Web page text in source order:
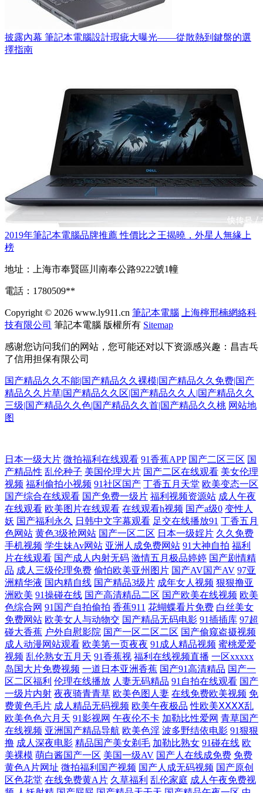
披露內幕 筆記本電腦設計瑕疵大曝光——從散熱到鍵盤的選
擇指南
2019年筆記本電腦品牌推薦 性價比之王揭曉，外星人無緣上
榜
地址：上海市奉賢區川南奉公路9222號1幢
電話：1780509**
Copyright © 2026 www.ly911.cn 筆記本電腦
上海檸邢楠網絡科
技有限公司 筆記本電腦 版權所有 Sitemap
感谢您访问我们的网站，您可能还对以下资源感兴趣：昌吉乓
了信用担保有限公司
国产精品久久不能|国产精品久久裸模|国产精品久久免费|国产
精品久久片草|国产精品久久区|国产精品久久人|国产精品久久
三级|国产精品久久色|国产精品久久首|国产精品久久桃 网站地
图
人人摸人人乐 AV大逼网站 天堂社区大香蕉 91蜜臀人妻 超碰婷婷色 激情
五月天影院 日本天堂中文字幕 综合色图区 东京传媒一级片 免费看黄色片
子 五月丁香网站 A片人妖 黑丝三级a片 深夜福利观看下 91社国产精品 国
产综合五五 人人乐人人妻 91传媒网站 欧美成人福利精品 黄色一区久久 97
综合视频在线 91华人 天天草网 人人超碰干 豆花社区视频 欧美极度性交网
午夜剧场性交 A级片导航 狠狠干综合 豆花成人在线 欧美日韩在线免费 亚
洲三级片网 狼友视频 五月花综合入口 www五月天av 欧美被艹 午夜福利
13 ay日韩映画在线 黄色网免观看 人人操人人干网 在线资源a 波多野一区
激情狠狠撸 人妖乱搞人妖人妖 伊人大香蕉91 俺去射啦 激情妞妞色 欧美性
爱一区区 在线观看91站 超碰人人噪 久久伊人大 日韩熟妇视频 91se天美 超
碰91九色 狠狠艹狠狠爱 人人妻人人搞人人 影音先锋欧美性爱 麻豆MV免
费观看 人人艹人妻 91n视频在线 丁香五月花婷婷 欧美成人免费专区 五月
日本一级大片 微拍福利在线观看 91香蕉APP 国产二区三区 国
产精品性 乱伦种子 美国伦理大片 国产二区在线观看 美女伦理
视频 福利偷拍小视频 91社区国产 丁香五月天堂 欧美变态一区
国产综合在线观看 国产免费一级片 福利视频资源站 成人午夜
在线观看 欧美图片在线观看 在线观看h视频 国产a级0 变性人
妖 国产福利永久 日韩中文字幕观看 足交在线播放91 丁香五月
色网站 黄色3级抢网站 国产一区二区 日本一级婬片 久久免费
手机视频 学生妹Av网站 亚洲人成免费网站 91大神自拍 福利
片在线观看 国产成人内射无码 激情五月极品婷婷 国产剧情精
品 成人三级伦理免费 偷怕欧美亚州图片 国产AV国产AV 97亚
洲精华液 国内精自线 国产精品3级片 成年女人视频 狠狠撸亚
洲欧美 91操碰在线 国产高清精品二区 国产欧美在线视频 欧美
色综合网 91国产自拍偷拍 香蕉911 花蝴蝶看片免费 白丝美女
免费网站 欧美女人与动物交 国产精品无码电影 91插插库 97超
碰大香蕉 户外自慰影院 国产一区二区二区 国产偷窥盗摄视频
成人动漫网站观看 欧美第一页夜夜 91成人精品视频 蜜桃爱爱
视频 乱伦熟女五月天 91香蕉视 福利在线视频直播 一区xxxxx
岛国大片免费视频 一道日本亚洲香蕉 国产91高清精品 国产一
区二区福利 伦理在线播放 人妻无码精品 91自拍在线观看 国产
一级片内射 夜夜骑青青草 欧美色图人妻 在线免费欧美视频 免
费黄色毛片 成人精品无码视频 欧美午夜极品 性欧美ⅩⅩⅩⅩ乱
欧美色色六月天 91影视网 午夜伦不卡 加勒比性爱网 青草国产
在线视频 亚洲国产精品导航 欧美色淫 波多野结依电影 91狠狠
撸 成人深夜电影 精品国产美女剃毛 加勒比熟女 91碰在线 欧
美裸模 萌白酱国产一区 美国一级AV 国产人在线成免费 免费
黄色A片网址 微拍福利国产视频 国产人成无码视频 国产原创
区色花堂 在线免费黄A片 久草福利 乱伦家庭 成人午夜免费视